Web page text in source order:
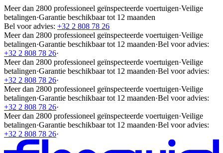
Meer dan 2800 professioneel geïnspecteerde voertuigen·Veilige
betalingen·Garantie beschikbaar tot 12 maanden
Bel voor advies: +32 2 808 78 26
Meer dan 2800 professioneel geïnspecteerde voertuigen·Veilige
betalingen·Garantie beschikbaar tot 12 maanden·Bel voor advies:
+32 2 808 78 26·
Meer dan 2800 professioneel geïnspecteerde voertuigen·Veilige
betalingen·Garantie beschikbaar tot 12 maanden·Bel voor advies:
+32 2 808 78 26·
Meer dan 2800 professioneel geïnspecteerde voertuigen·Veilige
betalingen·Garantie beschikbaar tot 12 maanden·Bel voor advies:
+32 2 808 78 26·
Meer dan 2800 professioneel geïnspecteerde voertuigen·Veilige
betalingen·Garantie beschikbaar tot 12 maanden·Bel voor advies:
+32 2 808 78 26·